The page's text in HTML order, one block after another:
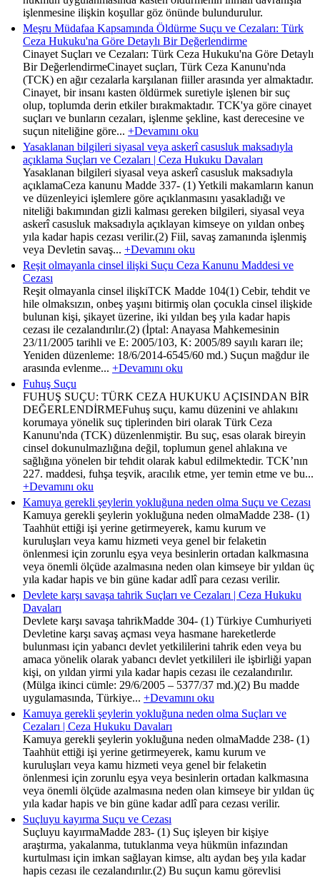
işlenmesine ilişkin koşullar göz önünde bulundurulur.
Meşru Müdafaa Kapsamında Öldürme Suçu ve Cezaları: Türk
Ceza Hukuku'na Göre Detaylı Bir Değerlendirme
Cinayet Suçları ve Cezaları: Türk Ceza Hukuku'na Göre Detaylı
Bir DeğerlendirmeCinayet suçları, Türk Ceza Kanunu'nda
(TCK) en ağır cezalarla karşılanan fiiller arasında yer almaktadır.
Cinayet, bir insanı kasten öldürmek suretiyle işlenen bir suç
olup, toplumda derin etkiler bırakmaktadır. TCK'ya göre cinayet
suçları ve bunların cezaları, işlenme şekline, kast derecesine ve
suçun niteliğine göre... +Devamını oku
Yasaklanan bilgileri siyasal veya askerî casusluk maksadıyla
açıklama Suçları ve Cezaları | Ceza Hukuku Davaları
Yasaklanan bilgileri siyasal veya askerî casusluk maksadıyla
açıklamaCeza kanunu Madde 337- (1) Yetkili makamların kanun
ve düzenleyici işlemlere göre açıklanmasını yasakladığı ve
niteliği bakımından gizli kalması gereken bilgileri, siyasal veya
askerî casusluk maksadıyla açıklayan kimseye on yıldan onbeş
yıla kadar hapis cezası verilir.(2) Fiil, savaş zamanında işlenmiş
veya Devletin savaş... +Devamını oku
Reşit olmayanla cinsel ilişki Suçu Ceza Kanunu Maddesi ve
Cezası
Reşit olmayanla cinsel ilişkiTCK Madde 104(1) Cebir, tehdit ve
hile olmaksızın, onbeş yaşını bitirmiş olan çocukla cinsel ilişkide
bulunan kişi, şikayet üzerine, iki yıldan beş yıla kadar hapis
cezası ile cezalandırılır.(2) (İptal: Anayasa Mahkemesinin
23/11/2005 tarihli ve E: 2005/103, K: 2005/89 sayılı kararı ile;
Yeniden düzenleme: 18/6/2014-6545/60 md.) Suçun mağdur ile
arasında evlenme... +Devamını oku
Fuhuş Suçu
FUHUŞ SUÇU: TÜRK CEZA HUKUKU AÇISINDAN BİR
DEĞERLENDİRMEFuhuş suçu, kamu düzenini ve ahlakını
korumaya yönelik suç tiplerinden biri olarak Türk Ceza
Kanunu'nda (TCK) düzenlenmiştir. Bu suç, esas olarak bireyin
cinsel dokunulmazlığına değil, toplumun genel ahlakına ve
sağlığına yönelen bir tehdit olarak kabul edilmektedir. TCK’nın
227. maddesi, fuhşa teşvik, aracılık etme, yer temin etme ve bu...
+Devamını oku
Kamuya gerekli şeylerin yokluğuna neden olma Suçu ve Cezası
Kamuya gerekli şeylerin yokluğuna neden olmaMadde 238- (1)
Taahhüt ettiği işi yerine getirmeyerek, kamu kurum ve
kuruluşları veya kamu hizmeti veya genel bir felaketin
önlenmesi için zorunlu eşya veya besinlerin ortadan kalkmasına
veya önemli ölçüde azalmasına neden olan kimseye bir yıldan üç
yıla kadar hapis ve bin güne kadar adlî para cezası verilir.
Devlete karşı savaşa tahrik Suçları ve Cezaları | Ceza Hukuku
Davaları
Devlete karşı savaşa tahrikMadde 304- (1) Türkiye Cumhuriyeti
Devletine karşı savaş açması veya hasmane hareketlerde
bulunması için yabancı devlet yetkililerini tahrik eden veya bu
amaca yönelik olarak yabancı devlet yetkilileri ile işbirliği yapan
kişi, on yıldan yirmi yıla kadar hapis cezası ile cezalandırılır.
(Mülga ikinci cümle: 29/6/2005 – 5377/37 md.)(2) Bu madde
uygulamasında, Türkiye... +Devamını oku
Kamuya gerekli şeylerin yokluğuna neden olma Suçları ve
Cezaları | Ceza Hukuku Davaları
Kamuya gerekli şeylerin yokluğuna neden olmaMadde 238- (1)
Taahhüt ettiği işi yerine getirmeyerek, kamu kurum ve
kuruluşları veya kamu hizmeti veya genel bir felaketin
önlenmesi için zorunlu eşya veya besinlerin ortadan kalkmasına
veya önemli ölçüde azalmasına neden olan kimseye bir yıldan üç
yıla kadar hapis ve bin güne kadar adlî para cezası verilir.
Suçluyu kayırma Suçu ve Cezası
Suçluyu kayırmaMadde 283- (1) Suç işleyen bir kişiye
araştırma, yakalanma, tutuklanma veya hükmün infazından
kurtulması için imkan sağlayan kimse, altı aydan beş yıla kadar
hapis cezası ile cezalandırılır.(2) Bu suçun kamu görevlisi